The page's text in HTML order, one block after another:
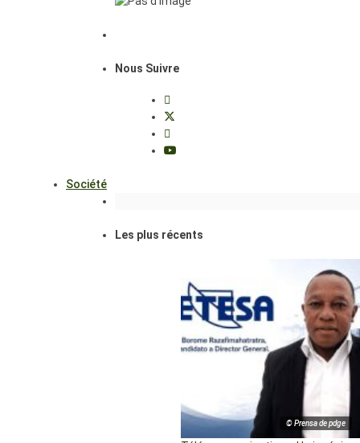
Nous Suivre
Société
Les plus récents
© Prensa de pdge